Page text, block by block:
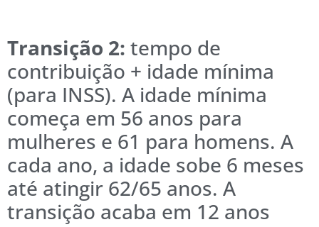
Transição 2: tempo de
contribuição + idade mínima
(para INSS). A idade mínima
começa em 56 anos para
mulheres e 61 para homens. A
cada ano, a idade sobe 6 meses
até atingir 62/65 anos. A
transição acaba em 12 anos